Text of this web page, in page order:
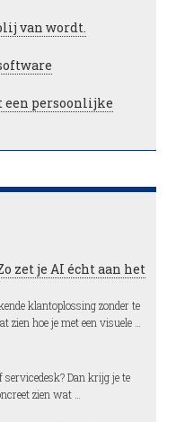
van wordt.
een persoonlijke
zet je AI écht aan het
klantoplossing zonder te
zien hoe je met een visuele …
Dan krijg je te
zien wat …